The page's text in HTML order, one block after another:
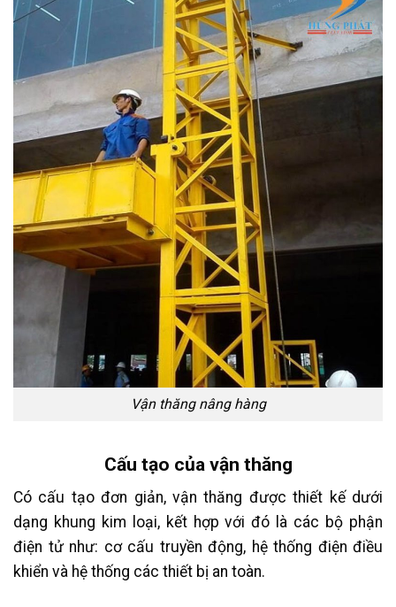
Vận thăng nâng hàng
Cấu tạo của vận thăng
Có cấu tạo đơn giản, vận thăng được thiết kế dưới
dạng khung kim loại, kết hợp với đó là các bộ phận
điện tử như: cơ cấu truyền động, hệ thống điện điều
khiển và hệ thống các thiết bị an toàn.